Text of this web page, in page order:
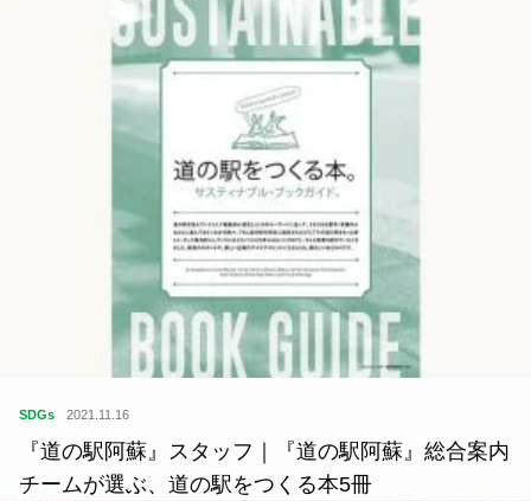
SDGs 2021.11.16
『道の駅阿蘇』スタッフ｜『道の駅阿蘇』総合案内
チームが選ぶ、道の駅をつくる本5冊